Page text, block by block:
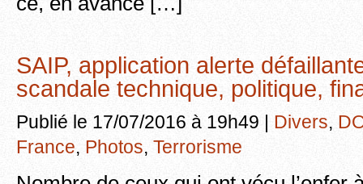
SAIP, application alerte
scandale technique, politique,
Publié le 17/07/2016 à 19h49 | Divers,
France, Photos, Terrorisme